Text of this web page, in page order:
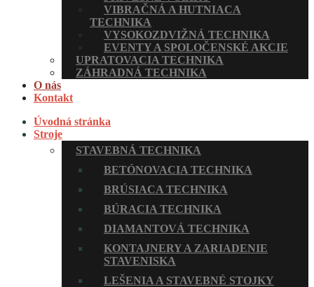
VIBRAČNÁ A HUTNIACA
TECHNIKA
VYSOKOZDVIŽNÁ TECHNIKA
EVENTY A SPOLOČENSKÉ AKCIE
UPRATOVACIA TECHNIKA
ZÁHRADNÁ TECHNIKA
O nás
Kontakt
Úvodná stránka
Stroje
STAVEBNÁ TECHNIKA
BETÓNOVACIA TECHNIKA
BRÚSIACA TECHNIKA
BÚRACIA TECHNIKA
DIAMANTOVÁ TECHNIKA
KONTAJNERY A ZARIADENIE
STAVENISKA
LEŠENIA A STAVEBNÉ STOJKY